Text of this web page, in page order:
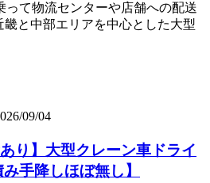
って物流センターや店舗への配送
畿と中部エリアを中心とした大型
09/04
り】大型クレーン車ドライ
手降しほぼ無し】